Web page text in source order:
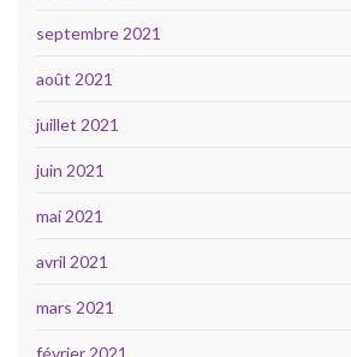
septembre 2021
août 2021
juillet 2021
juin 2021
mai 2021
avril 2021
mars 2021